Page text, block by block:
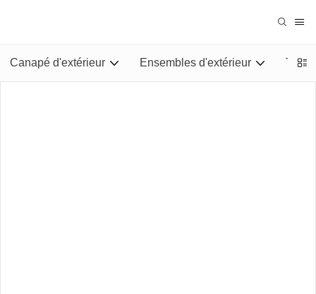
Canapé d'extérieur Ensembles d'extérieur